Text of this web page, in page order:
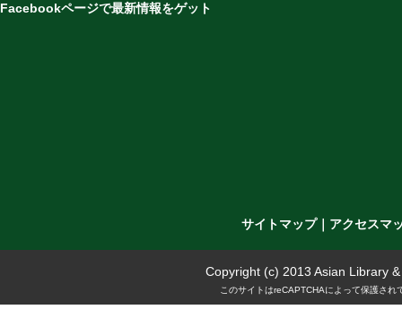
Facebookページで最新情報をゲット
サイトマップ｜ アクセスマ
Copyright (c) 2013 Asian Library
このサイトはreCAPTCHAによって保護され